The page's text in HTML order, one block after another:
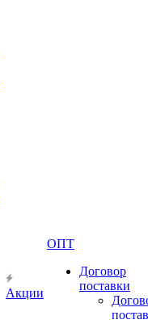
Акции
ОПТ
Договор
поставки